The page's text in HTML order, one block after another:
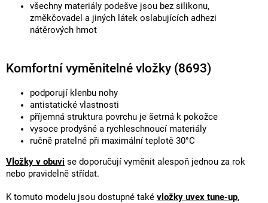
všechny materiály podešve jsou bez silikonu,
změkčovadel a jiných látek oslabujících adhezi
nátěrových hmot
Komfortní vyměnitelné vložky (8693)
podporují klenbu nohy
antistatické vlastnosti
příjemná struktura povrchu je šetrná k pokožce
vysoce prodyšné a rychleschnoucí materiály
ručně pratelné při maximální teplotě 30°C
Vložky v obuvi se doporučují vyměnit alespoň jednou za rok
nebo pravidelně střídat.
K tomuto modelu jsou dostupné také vložky uvex tune-up,